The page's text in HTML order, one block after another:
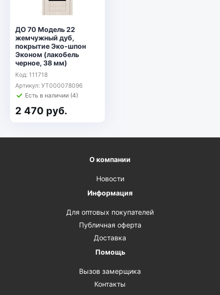
ДО 70 Модель 22
жемчужный дуб,
покрытие Эко-шпон
Эконом (лакобель
черное, 38 мм)
Код: 111718
Артикул: УТ000078096
Есть в наличии (4)
2 470 руб.
О компании
Новости
Информация
Для оптовых покупателей
Публичная оферта
Доставка
Помощь
Вызов замерщика
Контакты